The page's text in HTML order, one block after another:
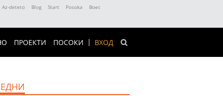
Az-deteto Blog Start Posoka
Boec
ВХОД
ПРОЕКТИ ПОСОКИ